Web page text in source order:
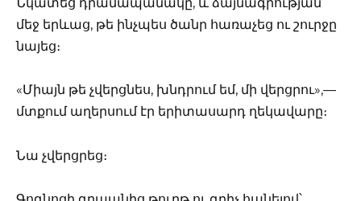
մեջ երևաց, թե ինչպես ծանր հառաչեց ու շուրջը
նայեց։
«Միայն թե չվերցնես, խնդրում եմ, մի վերցրու»,—
մտքում աղերսում էր երիտասարդ ղեկավարը։
Նա չվերցրեց։